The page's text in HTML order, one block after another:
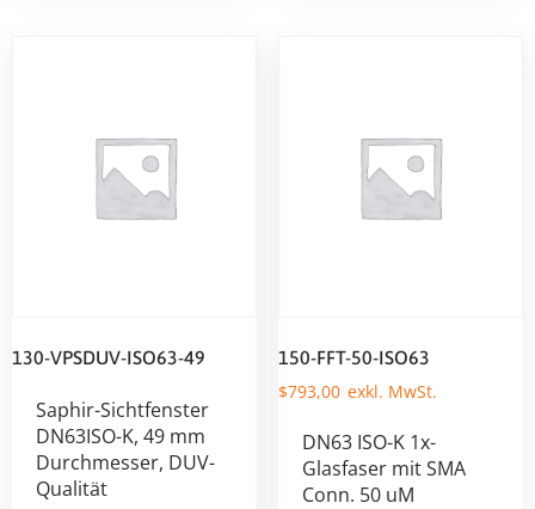
130-VPSDUV-ISO63-49
Saphir-Sichtfenster
DN63ISO-K, 49 mm
Durchmesser, DUV-
Qualität
150-FFT-50-ISO63
$793,00
DN63 ISO-K 1x-
Glasfaser mit SMA
Conn. 50 uM